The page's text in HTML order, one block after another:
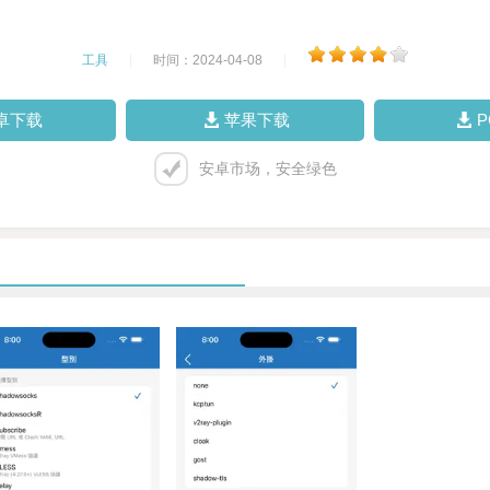
工具 时间：2024-04-08
下载 苹果下载
安卓市场，安全绿色